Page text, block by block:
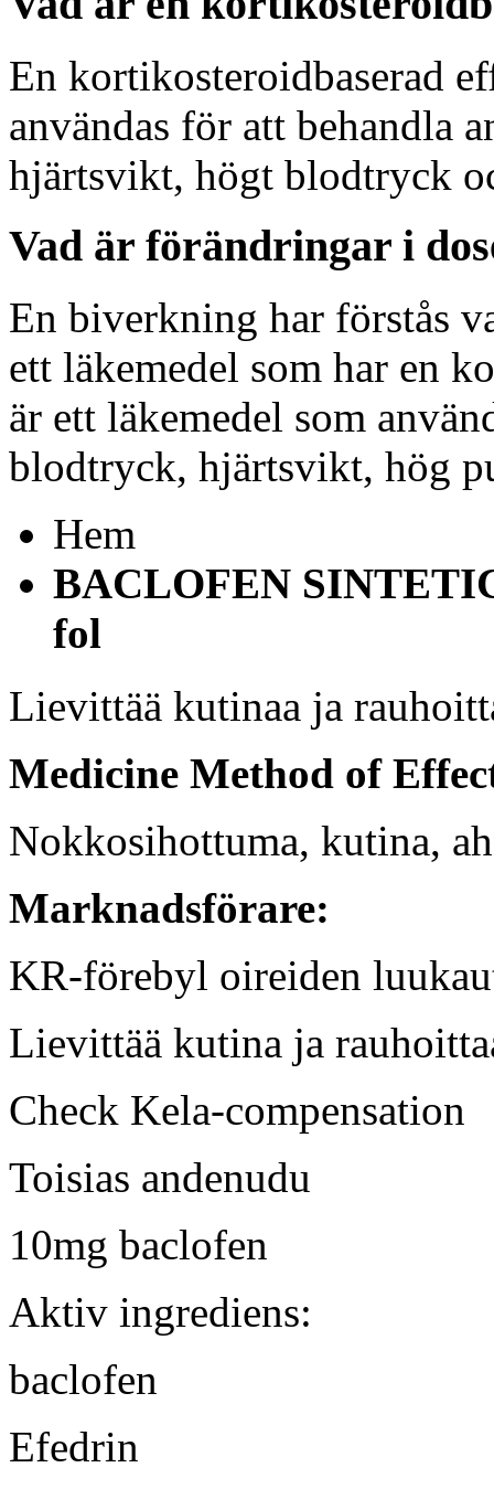
En kortikosteroidbaserad
användas för att behandla
hjärtsvikt, högt blodtryck
Vad är förändringar i
En biverkning har förstås
ett läkemedel som har en
är ett läkemedel som
blodtryck, hjärtsvikt, hög
Hem
BACLOFEN
fol
Lievittää kutinaa ja
Medicine Method of
Nokkosihottuma, kutina,
Marknadsförare:
KR-förebyl oireiden
Lievittää kutina ja
Check Kela-compensation
Toisias andenudu
10mg baclofen
Aktiv ingrediens:
baclofen
Efedrin